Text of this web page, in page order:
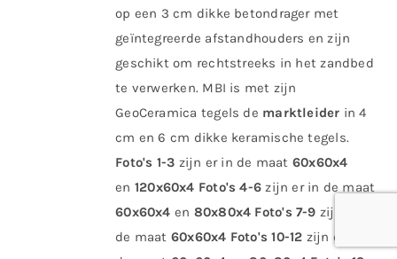
op een 3 cm dikke betondrager met
geïntegreerde afstandhouders en zijn
geschikt om rechtstreeks in het zandbed
te verwerken. MBI is met zijn
GeoCeramica tegels de marktleider in 4
cm en 6 cm dikke keramische tegels.
Foto's 1-3 zijn er in de maat 60x60x4
en 120x60x4 Foto's 4-6 zijn er in de maat
60x60x4 en 80x80x4 Foto's 7-9 zijn er in
de maat 60x60x4 Foto's 10-12 zijn er in